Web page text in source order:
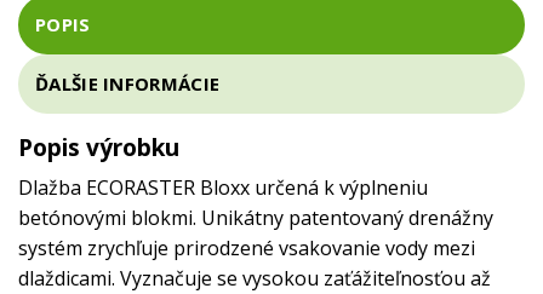
POPIS
ĎALŠIE INFORMÁCIE
Popis výrobku
Dlažba ECORASTER Bloxx určená k výplneniu
betónovými blokmi. Unikátny patentovaný drenážny
systém zrychľuje prirodzené vsakovanie vody mezi
dlaždicami. Vyznačuje se vysokou zaťážiteľnosťou až